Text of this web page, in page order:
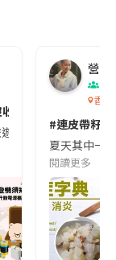
😱出發前切記檢查
遊的民眾，近期要
營養
香港
#連皮帶籽
夏天其中一
閱讀更多